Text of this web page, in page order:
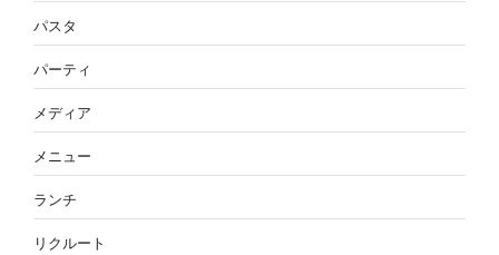
パスタ
パーティ
メディア
メニュー
ランチ
リクルート